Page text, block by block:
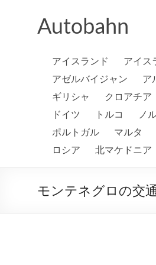
Autobahn
アイスランド アイス
アゼルバイジャン
ア
ギリシャ
クロアチア
ドイツ
トルコ ノ
ポルトガル
マルタ
ロシア
北マケドニア
モンテネグロの交